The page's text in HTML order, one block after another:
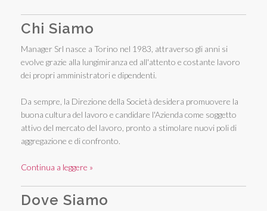
Chi Siamo
Manager Srl nasce a Torino nel 1983, attraverso gli anni si
evolve grazie alla lungimiranza ed all'attento e costante lavoro
dei propri amministratori e dipendenti.
Da sempre, la Direzione della Società desidera promuovere la
buona cultura del lavoro e candidare l'Azienda come soggetto
attivo del mercato del lavoro, pronto a stimolare nuovi poli di
aggregazione e di confronto.
Continua a leggere »
Dove Siamo